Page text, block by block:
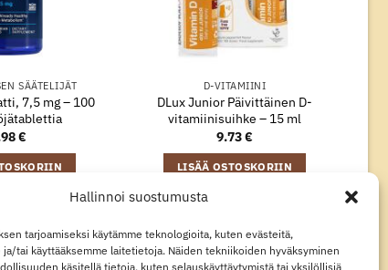
Hallinnoi suostumusta
tarjoamiseksi käytämme teknologioita, kuten evästeitä,
ja/tai käyttääksemme laitetietoja. Näiden tekniikoiden hyväksyminen
käsitellä tietoja, kuten selauskäyttäytymistä tai yksilöllisiä
SÄÄTELIJÄT
7,5 mg – 100
€
D-VITAMIINI
DLux Junior Päivittäinen D-
vitamiinisuihke – 15 ml
9.73€
LISÄÄ OSTOSKORIIN
Visa MasterCardKlarna
Apple
Google